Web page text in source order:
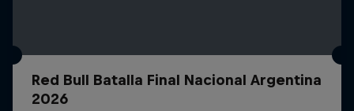
Red Bull Batalla Final Nacional Argentina
2026